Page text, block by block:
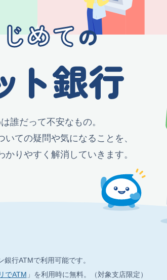
めての
ト銀行
誰だって不安なもの。
いての疑問や気になることを、
かりやすく 解消していきます。
行ATMで利用可能です。
でATM 」を利用時に無料。（対象支店限定）